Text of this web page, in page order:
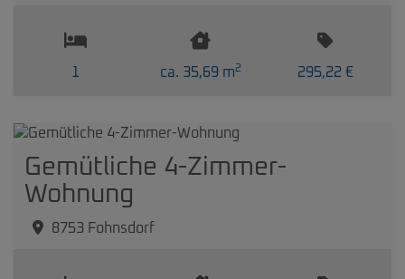
1 ca. 35,69 m2 295,22 €
Gemütliche 4-Zimmer-
Wohnung
8753 Fohnsdorf